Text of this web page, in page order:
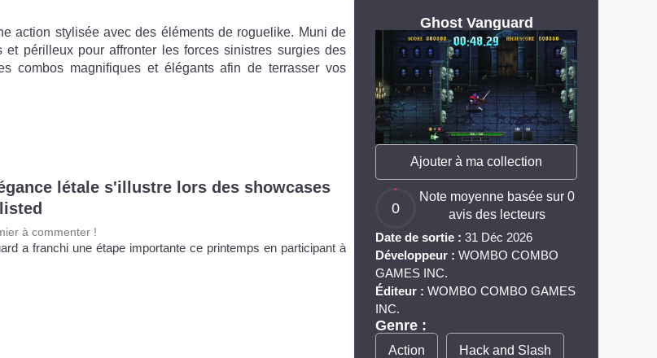
action stylisée avec des éléments de roguelike. Muni de
périlleux pour affronter les forces sinistres surgies des
combos magnifiques et élégants afin de terrasser vos
létale s'illustre lors des showcases
à commenter !
a franchi une étape importante ce printemps en participant à
Ghost Vanguard
Ajouter à ma collection
0
Note moyenne basée sur 0
avis des lecteurs
Date de sortie : 31 Déc 2026
Développeur : WOMBO COMBO
GAMES INC.
Éditeur : WOMBO COMBO GAMES
INC.
Genre :
Action Hack and Slash